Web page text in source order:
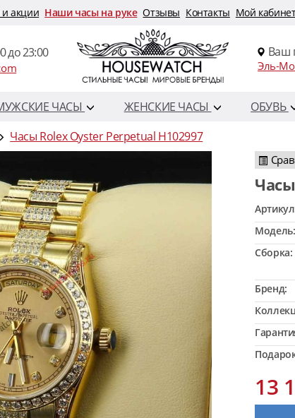
акции Наши часы на руке Отзывы Контакты Мой
до 23:00 Ваш
Эль-
ЧАСЫ ЖЕНСКИЕ ЧАСЫ ОБУВЬ
Часы Rolex Oyster Perpetual H102997
Модель:
Сборка:
Бренд:
13